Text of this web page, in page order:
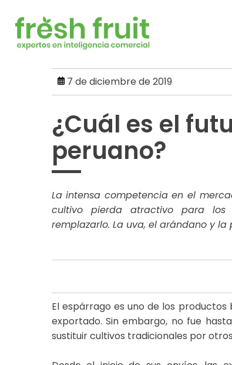
content
7 de diciembre de 2019
¿Cuál es el
peruano?
La intensa competencia en el
cultivo pierda atractivo para los
remplazarlo. La uva, el arándano y
El espárrago es uno de los
exportado. Sin embargo, no fue
sustituir cultivos tradicionales por